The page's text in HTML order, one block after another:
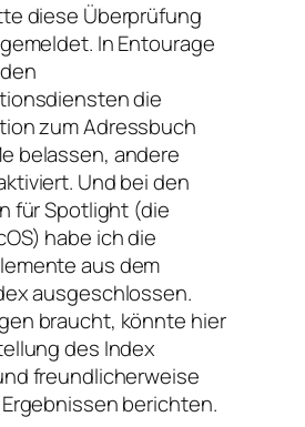
diese Überprüfung
In Entourage
die
zum Adressbuch
belassen, andere
Und bei den
für Spotlight (die
habe ich die
aus dem
ausgeschlossen.
braucht, könnte hier
des Index
freundlicherweise
berichten.